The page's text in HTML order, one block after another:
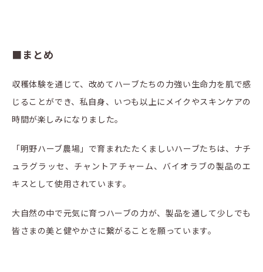
■まとめ
収穫体験を通じて、改めてハーブたちの力強い生命力を肌で感
じることができ、私自身、いつも以上にメイクやスキンケアの
時間が楽しみになりました。
「明野ハーブ農場」で育まれたたくましいハーブたちは、ナチ
ュラグラッセ、チャントアチャーム、バイオラブの製品のエ
キスとして使用されています。
大自然の中で元気に育つハーブの力が、製品を通して少しでも
皆さまの美と健やかさに繋がることを願っています。